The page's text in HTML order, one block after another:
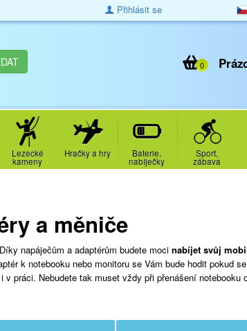
Přihlásit se
0
Lezecké
kameny
Hračky a hry Baterie,
nabíječky
Sport,
zábava
a měniče
napáječům a adaptérům budete moci nabíjet svůj
k notebooku nebo monitoru se Vám bude hodit pokud
práci. Nebudete tak muset vždy při přenášení notebooku